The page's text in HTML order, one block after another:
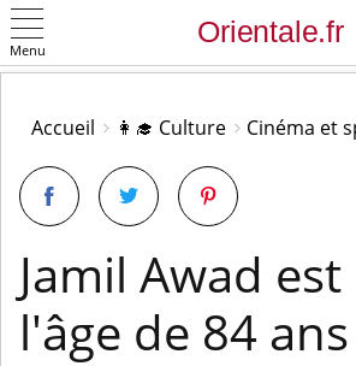
Menu
Accueil 👩‍🎓 Culture Cinéma et
Jamil Awad
l'âge de 84 ans